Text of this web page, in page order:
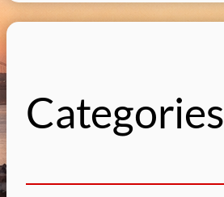
s
aCategories